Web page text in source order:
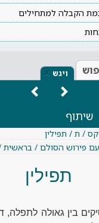
הקבלה למתחילים
ויגש ×
שיתוף
/ ת / תפילין
עם פירוש הסולם / בראשית
תפילין
בין גאולה לתפלה,